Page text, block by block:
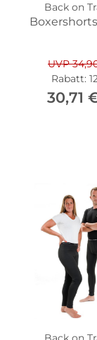
Back on
UVP
Rabatt:
30,71